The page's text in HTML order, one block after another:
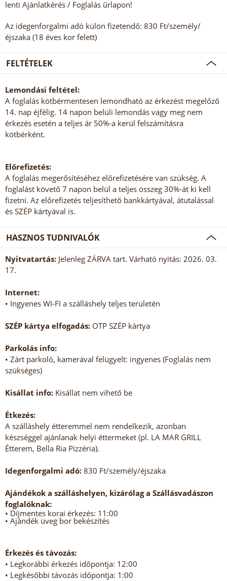
lenti Ajánlatkérés / Foglalás űrlapon!
Az idegenforgalmi adó külön fizetendő: 830 Ft/személy/
éjszaka (18 éves kor felett)
FELTÉTELEK
Lemondási feltétel:
A foglalás kötbérmentesen lemondható az érkezést megelőző
14. nap éjfélig. 14 napon belüli lemondás vagy meg nem
érkezés esetén a teljes ár 50%-a kerül felszámításra
kötbérként.
Előrefizetés:
A foglalás megerősítéséhez előrefizetésére van szükség. A
foglalást követő 7 napon belül a teljes összeg 30%-át ki kell
fizetni. Az előrefizetés teljesíthető bankkártyával, átutalással
és SZÉP kártyával is.
HASZNOS TUDNIVALÓK
Nyitvatartás: Jelenleg ZÁRVA tart. Várható nyitás: 2026. 03.
17.
Internet:
• Ingyenes WI-FI a szálláshely teljes területén
SZÉP kártya elfogadás: OTP SZÉP kártya
Parkolás info:
• Zárt parkoló, kamerával felügyelt: ingyenes (Foglalás nem
szükséges)
Kisállat info: Kisállat nem vihető be
Étkezés:
A szálláshely étteremmel nem rendelkezik, azonban
készséggel ajánlanak helyi éttermeket (pl. LA MAR GRILL
Étterem, Bella Ria Pizzéria).
Idegenforgalmi adó: 830 Ft/személy/éjszaka
Ajándékok a szálláshelyen, kizárólag a Szállásvadászon
foglalóknak:
• Díjmentes korai érkezés: 11:00
• Ajándék üveg bor bekészítés
Érkezés és távozás:
• Legkorábbi érkezés időpontja: 12:00
• Legkésőbbi távozás időpontja: 1:00